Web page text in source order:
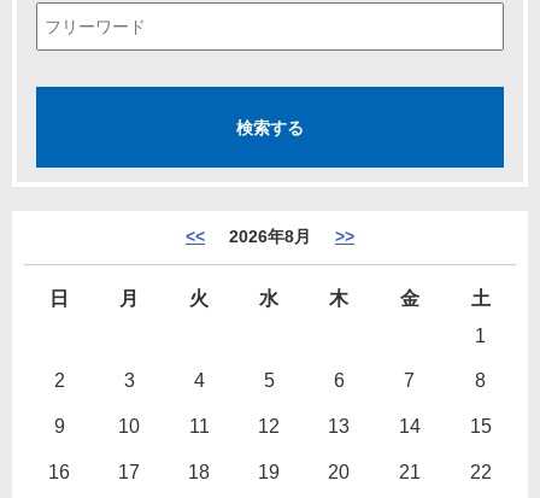
<< 2026年8月 >>
日 月 火 水 木 金
土
1
2 3 4 5 6 7 8
9 10 11 12 13 14 15
16 17 18 19 20 21 22